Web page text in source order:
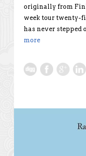
originally from
week tour twenty-
has never stepped
more